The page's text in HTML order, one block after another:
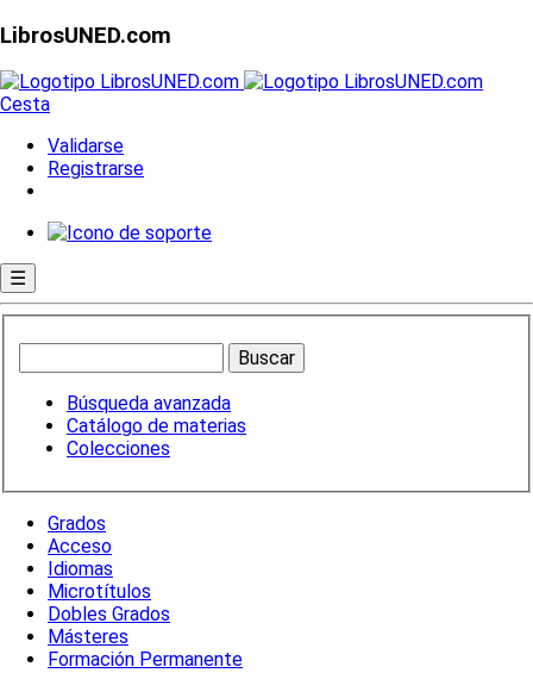
LibrosUNED.com
Cesta
Validarse
Registrarse
☰
Búsqueda avanzada
Catálogo de materias
Colecciones
Grados
Acceso
Idiomas
Microtítulos
Dobles Grados
Másteres
Formación Permanente